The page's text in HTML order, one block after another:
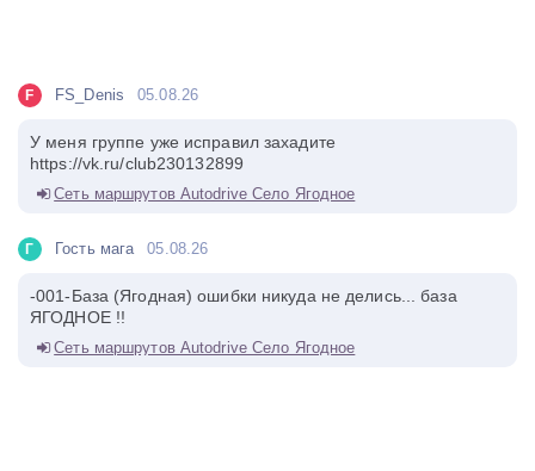
F FS_Denis 05.08.26
У меня группе уже исправил захадите
https://vk.ru/club230132899
Сеть маршрутов Autodrive Село Ягодное
Г Гость мага 05.08.26
-001-База (Ягодная) ошибки никуда не делись... база
ЯГОДНОЕ !!
Сеть маршрутов Autodrive Село Ягодное